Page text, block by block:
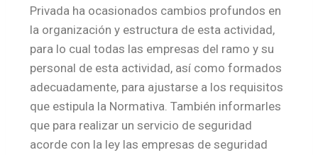
Privada ha ocasionados cambios profundos en
la organización y estructura de esta actividad,
para lo cual todas las empresas del ramo y su
personal de esta actividad, así como formados
adecuadamente, para ajustarse a los requisitos
que estipula la Normativa. También informarles
que para realizar un servicio de seguridad
acorde con la ley las empresas de seguridad